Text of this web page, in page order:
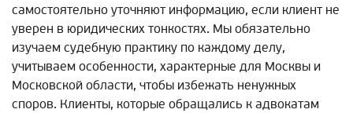
самостоятельно уточняют информацию, если клиент не
уверен в юридических тонкостях. Мы обязательно
изучаем судебную практику по каждому делу,
учитываем особенности, характерные для Москвы и
Московской области, чтобы избежать ненужных
споров. Клиенты, которые обращались к адвокатам